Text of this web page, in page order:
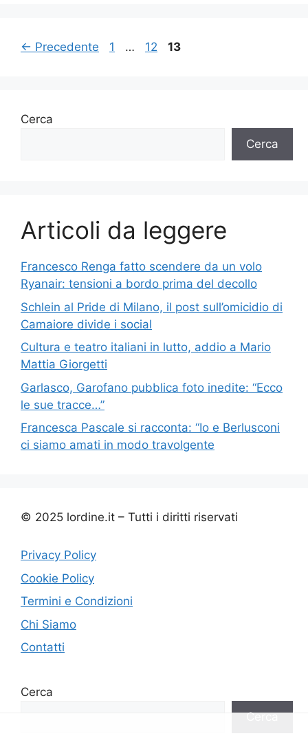
← Precedente Pagina
1 … Pagina
12 Pagina
13
Cerca
Cerca
Articoli da leggere
Francesco Renga fatto scendere da un volo
Ryanair: tensioni a bordo prima del decollo
Schlein al Pride di Milano, il post sull’omicidio di
Camaiore divide i social
Cultura e teatro italiani in lutto, addio a Mario
Mattia Giorgetti
Garlasco, Garofano pubblica foto inedite: “Ecco
le sue tracce…”
Francesca Pascale si racconta: “Io e Berlusconi
ci siamo amati in modo travolgente
© 2025 lordine.it – Tutti i diritti riservati
Privacy Policy
Cookie Policy
Termini e Condizioni
Chi Siamo
Contatti
Cerca
Cerca